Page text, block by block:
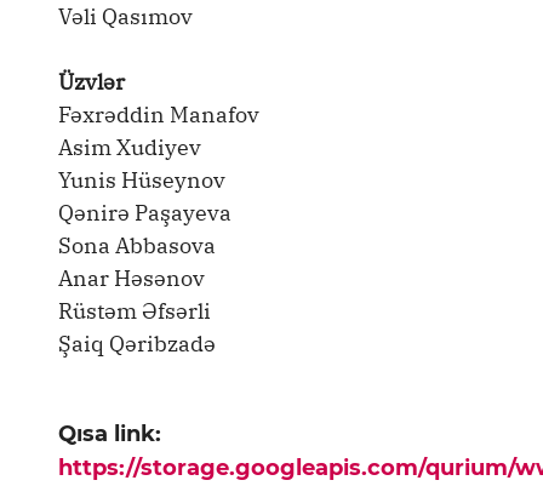
Vəli Qasımov
Üzvlər
Fəxrəddin Manafov
Asim Xudiyev
Yunis Hüseynov
Qənirə Paşayeva
Sona Abbasova
Anar Həsənov
Rüstəm Əfsərli
Şaiq Qəribzadə
Qısa link:
https://storage.googleapis.com/qurium/